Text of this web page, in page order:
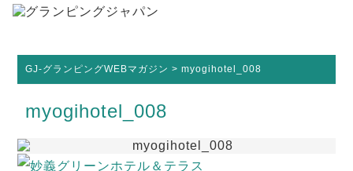
GJ-グランピングWEBマガジン >myogihotel_008
myogihotel_008